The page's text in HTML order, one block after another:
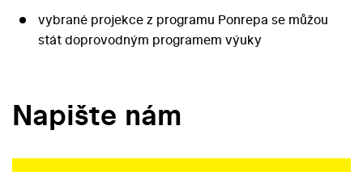
vybrané projekce z programu Ponrepa se můžou
stát doprovodným programem výuky
Napište nám